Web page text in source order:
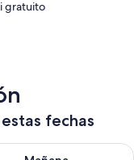
gratuito
fechas
- ago 10
la disponibilidad